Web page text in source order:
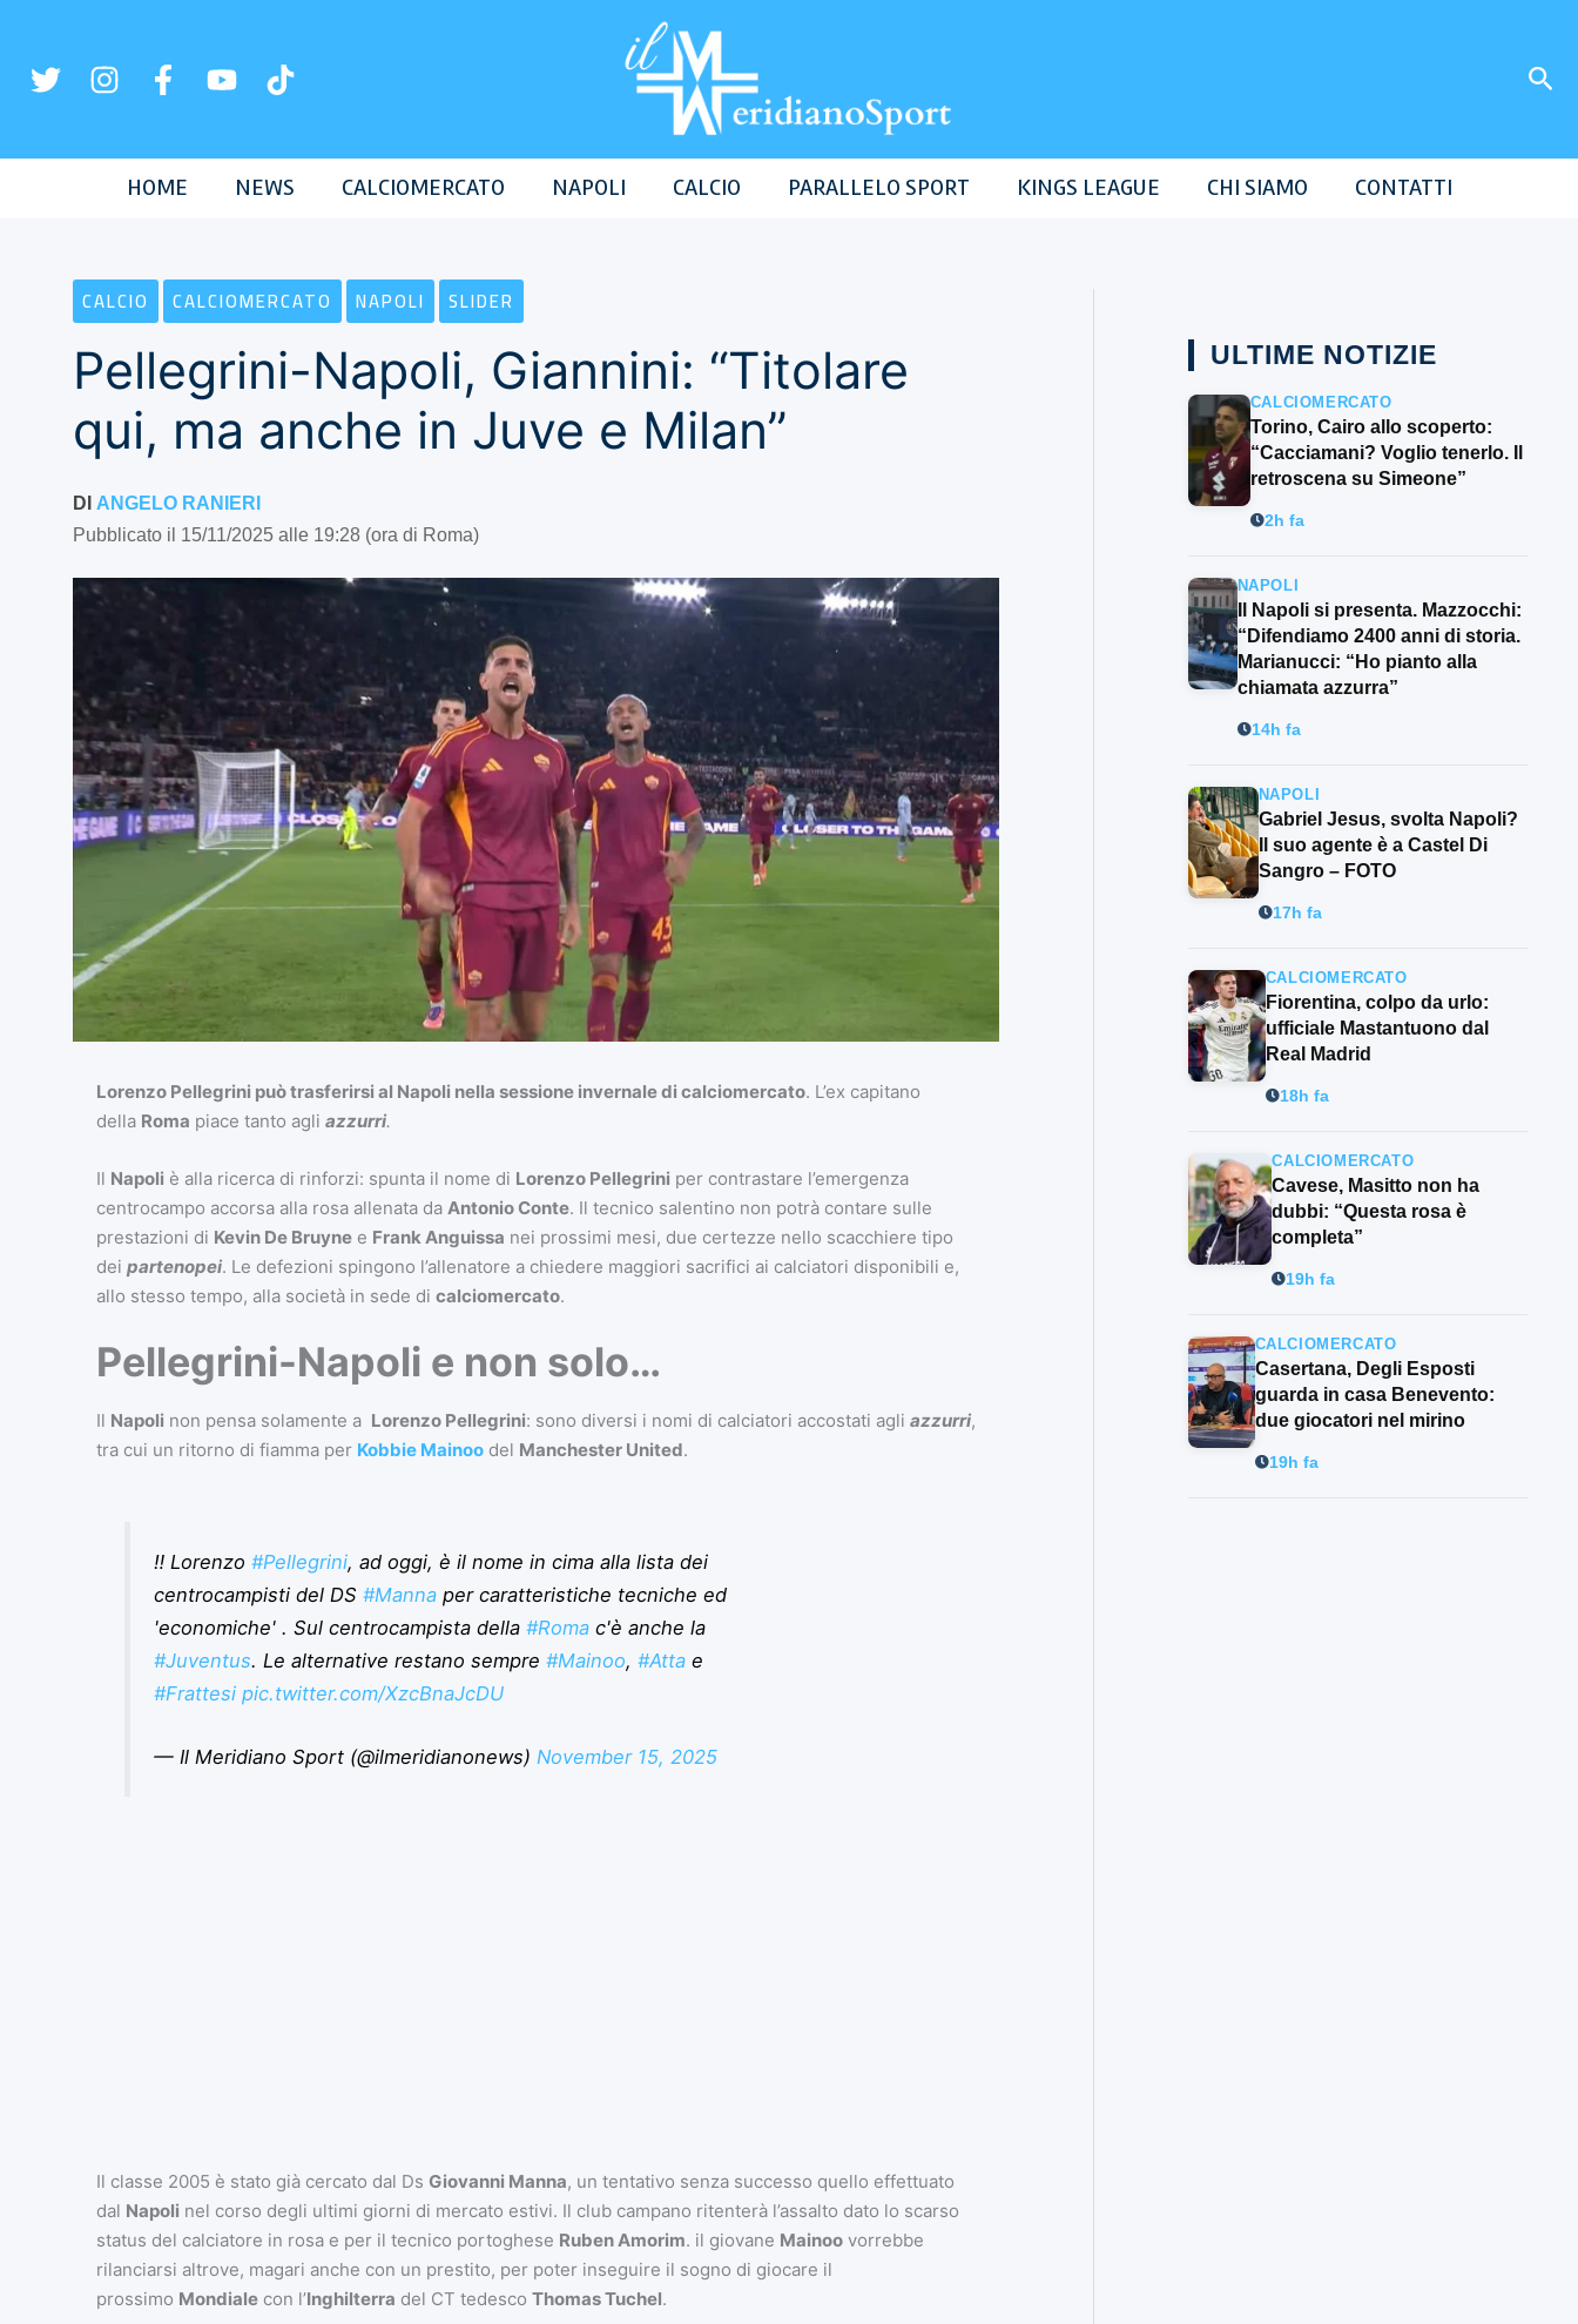
contenuto
HOME NEWS CALCIOMERCATO NAPOLI CALCIO PARALLELO SPORT KINGS LEAGUE CHI SIAMO CONTATTI
CALCIO CALCIOMERCATO NAPOLI SLIDER
Pellegrini-Napoli, Giannini: “Titolare
qui, ma anche in Juve e Milan”
DI ANGELO RANIERI
Pubblicato il 15/11/2025 alle 19:28 (ora di Roma)
Lorenzo Pellegrini può trasferirsi al Napoli nella sessione invernale di calciomercato. L’ex capitano
della Roma piace tanto agli azzurri.
Il Napoli è alla ricerca di rinforzi: spunta il nome di Lorenzo Pellegrini per contrastare l’emergenza
centrocampo accorsa alla rosa allenata da Antonio Conte. Il tecnico salentino non potrà contare sulle
prestazioni di Kevin De Bruynee Frank Anguissa nei prossimi mesi, due certezze nello scacchiere tipo
dei partenopei. Le defezioni spingono l’allenatore a chiedere maggiori sacrifici ai calciatori disponibili e,
allo stesso tempo, alla società in sede di calciomercato.
Pellegrini-Napoli e non solo…
Il Napoli non pensa solamente a Lorenzo Pellegrini: sono diversi i nomi di calciatori accostati agli azzurri,
tra cui un ritorno di fiamma per Kobbie Mainoodel Manchester United.
‼️ Lorenzo#Pellegrini, ad oggi, è il nome in cima alla lista dei
centrocampisti del DS#Manna per caratteristiche tecniche ed
'economiche' . Sul centrocampista della#Roma c'è anche la
#Juventus. Le alternative restano sempre#Mainoo,#Atta e
#Frattesi pic.twitter.com/XzcBnaJcDU
— Il Meridiano Sport (@ilmeridianonews)November 15, 2025
Il classe 2005 è stato già cercato dal Ds Giovanni Manna, un tentativo senza successo quello effettuato
dal Napoli nel corso degli ultimi giorni di mercato estivi. Il club campano ritenterà l’assalto dato lo scarso
status del calciatore in rosa e per il tecnico portoghese Ruben Amorim. il giovane Mainoovorrebbe
rilanciarsi altrove, magari anche con un prestito, per poter inseguire il sogno di giocare il
prossimo Mondialecon l’Inghilterra del CT tedesco Thomas Tuchel.
ULTIME NOTIZIE
CALCIOMERCATO
Torino, Cairo allo scoperto:
“Cacciamani? Voglio tenerlo. Il
retroscena su Simeone”
2h fa
NAPOLI
Il Napoli si presenta. Mazzocchi:
“Difendiamo 2400 anni di storia.
Marianucci: “Ho pianto alla
chiamata azzurra”
14h fa
NAPOLI
Gabriel Jesus, svolta Napoli?
Il suo agente è a Castel Di
Sangro – FOTO
17h fa
CALCIOMERCATO
Fiorentina, colpo da urlo:
ufficiale Mastantuono dal
Real Madrid
18h fa
CALCIOMERCATO
Cavese, Masitto non ha
dubbi: “Questa rosa è
completa”
19h fa
CALCIOMERCATO
Casertana, Degli Esposti
guarda in casa Benevento:
due giocatori nel mirino
19h fa